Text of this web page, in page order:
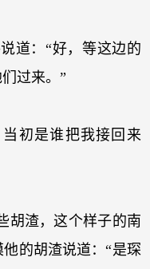
：“好，等这边的
过来。”
是谁把我接回来
渣，这个样子的南
的胡渣说道：“是琛